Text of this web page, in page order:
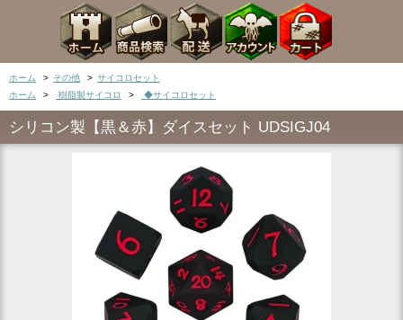
ホーム > その他 > サイコロセット
ホーム
> 樹脂製サイコロ > ◆サイコロセット
シリコン製【黒＆赤】ダイスセット UDSIGJ04